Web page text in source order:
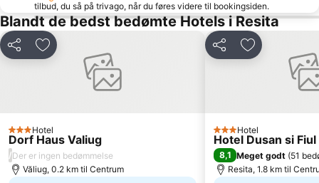
tilbud, du så på trivago, når du føres videre til bookingsiden.
Blandt de bedst bedømte Hotels i Resita
Del Føj til favoritter
3 Stjerner
Hotel
Dorf Haus Valiug
/Der er ingen bedømmelse
Văliug, 0.2 km til Centrum
Del Føj til
3 Stjerner
Hotel
Hotel Dusan si
8,1 Meget godt (51
Resita, 1.8 km til